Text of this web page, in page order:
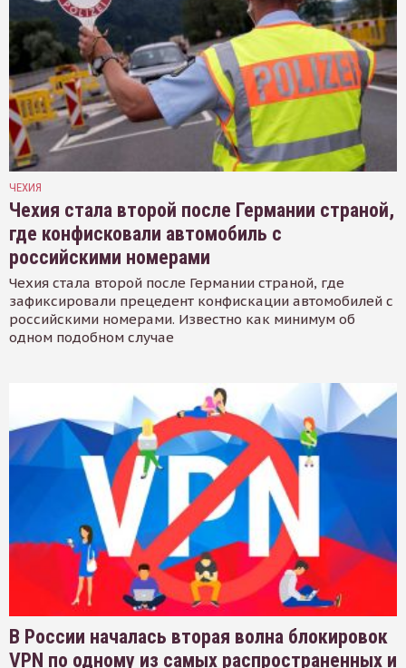
ЧЕХИЯ
Чехия стала второй после Германии страной,
где конфисковали автомобиль с
российскими номерами
Чехия стала второй после Германии страной, где
зафиксировали прецедент конфискации автомобилей с
российскими номерами. Известно как минимум об
одном подобном случае
В России началась вторая волна блокировок
VPN по одному из самых распространенных и